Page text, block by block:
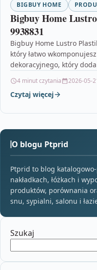
BIGBUY HOME
Bigbuy Home
9938831
Bigbuy Home Lustro
który łatwo
dekoracyjnego, który
4 minut czytania 2026-05-
Czytaj więcej
O blogu Ptprid
Ptprid to blog
nakładkach, łóżkach i
produktów, porównania
snu, sypialni, salonu i
Szukaj